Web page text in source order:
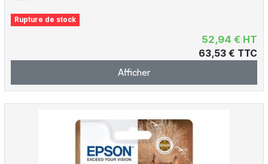
Rupture de stock
52,94 € HT
63,53 € TTC
Afficher